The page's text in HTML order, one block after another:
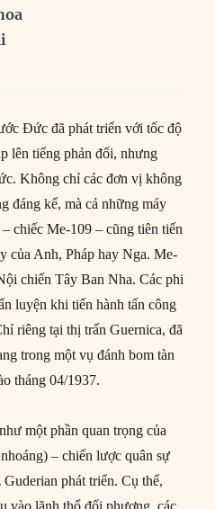
Đức đã phát triển với tốc độ
lên tiếng phản đối, nhưng
Không chỉ các đơn vị không
đáng kể, mà cả những máy
chiếc Me-109 – cũng tiên tiến
của Anh, Pháp hay Nga. Me-
chiến Tây Ban Nha. Các phi
luyện khi tiến hành tấn công
riêng tại thị trấn Guernica, đã
trong một vụ đánh bom tàn
tháng 04/1937.
một phần quan trọng của
– chiến lược quân sự
phát triển. Cụ thể,